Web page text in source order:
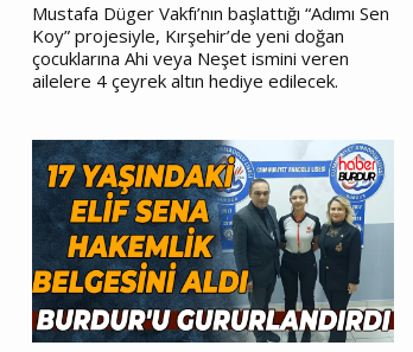
Mustafa Düger Vakfı’nın başlattığı “Adımı Sen
Koy” projesiyle, Kırşehir’de yeni doğan
çocuklarına Ahi veya Neşet ismini veren
ailelere 4 çeyrek altın hediye edilecek.